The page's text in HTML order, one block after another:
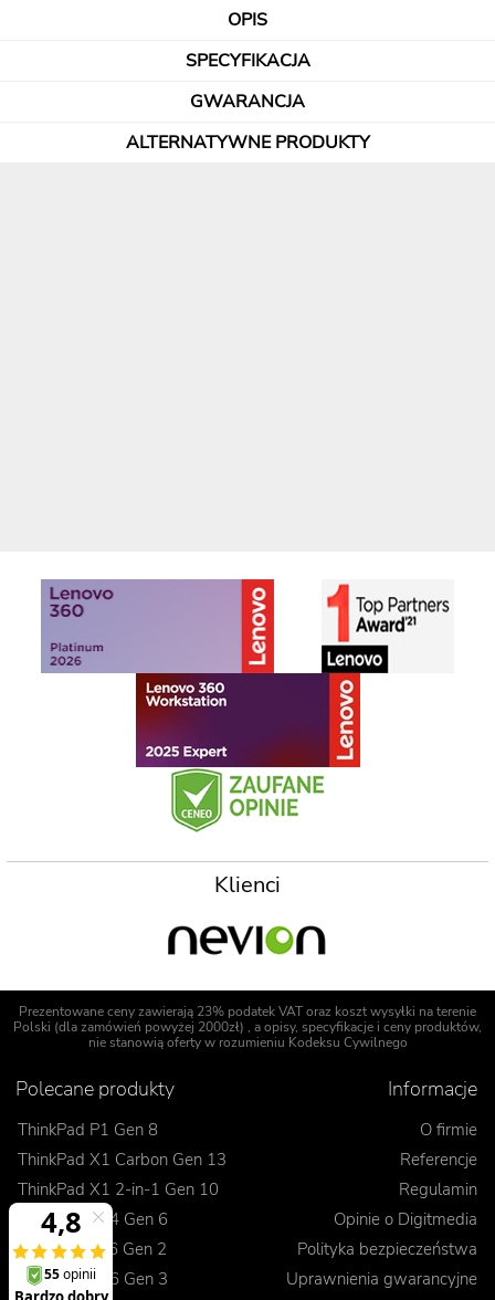
OPIS
SPECYFIKACJA
GWARANCJA
ALTERNATYWNE PRODUKTY
Klienci
Prezentowane ceny zawierają 23% podatek VAT oraz koszt wysyłki na terenie
Polski (dla zamówień powyżej 2000zł) , a opisy, specyfikacje i ceny produktów,
nie stanowią oferty w rozumieniu Kodeksu Cywilnego
Polecane produkty
ThinkPad P1 Gen 8
ThinkPad X1 Carbon Gen 13
ThinkPad X1 2-in-1 Gen 10
ThinkPad T14 Gen 6
ThinkPad L16 Gen 2
ThinkPad E16 Gen 3
Informacje
O firmie
Referencje
Regulamin
Opinie o Digitmedia
Polityka bezpieczeństwa
Uprawnienia gwarancyjne